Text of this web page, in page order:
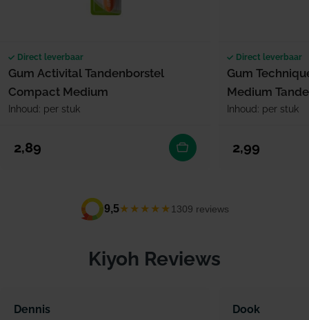
Direct leverbaar
Gum Activital Tandenborstel
Compact Medium
Inhoud: per stuk
Normale prijs
2,89
Direct leverbaar
Gum
Medium
Inhoud: per stuk
Normale prijs
2,99
9,5★★★★★ 1309 reviews
Kiyoh Reviews
Dennis Dook